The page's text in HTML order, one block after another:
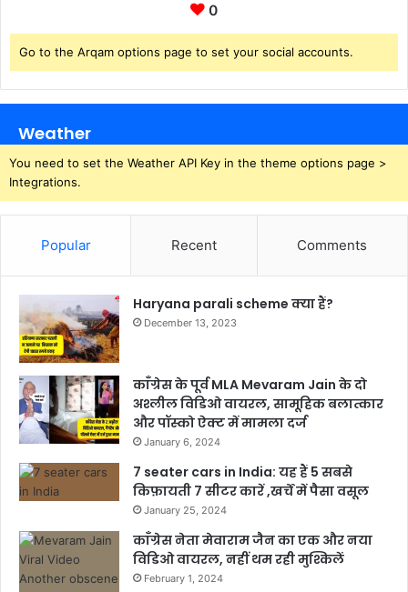
0
Go to the Arqam options page to set your social accounts.
Weather
You need to set the Weather API Key in the theme options page >
Integrations.
Popular Recent Comments
Haryana parali scheme क्या हैं?
December 13, 2023
काँग्रेस के पूर्व MLA Mevaram Jain के दो
अश्लील विडिओ वायरल, सामूहिक बलात्कार
और पॉस्को ऐक्ट में मामला दर्ज
January 6, 2024
7 seater cars in India: यह हैं 5 सबसे
किफ़ायती 7 सीटर कारें ,खर्चें में पैसा वसूल
January 25, 2024
काँग्रेस नेता मेवाराम जैन का एक और नया
विडिओ वायरल, नहीं थम रही मुश्किलें
February 1, 2024